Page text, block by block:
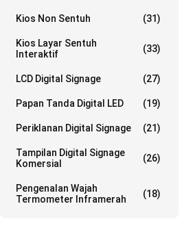
Kios Non Sentuh (31)
Kios Layar Sentuh
Interaktif
(33)
LCD Digital Signage (27)
Papan Tanda Digital LED (19)
Periklanan Digital Signage (21)
Tampilan Digital Signage
Komersial
(26)
Pengenalan Wajah
Termometer Inframerah
(18)